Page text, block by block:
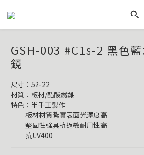
GSH-003 #C1s-2 黑色
鏡
尺寸：52-22
材質：板材/醋酸纖維
特色：半手工製作
          板材材質紮實表面光澤度高
          堅固性強具抗過敏耐用性高
          抗UV400